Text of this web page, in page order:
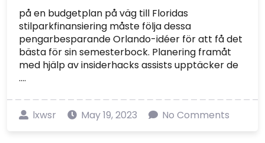
på en budgetplan på väg till Floridas
stilparkfinansiering måste följa dessa
pengarbesparande Orlando-idéer för att få det
bästa för sin semesterbock. Planering framåt
med hjälp av insiderhacks assists upptäcker de
....
lxwsr May 19, 2023 No Comments